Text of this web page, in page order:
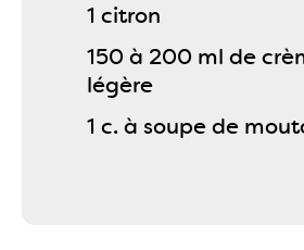
1 citron
150 à 200 ml de
légère
1 c. à soupe de